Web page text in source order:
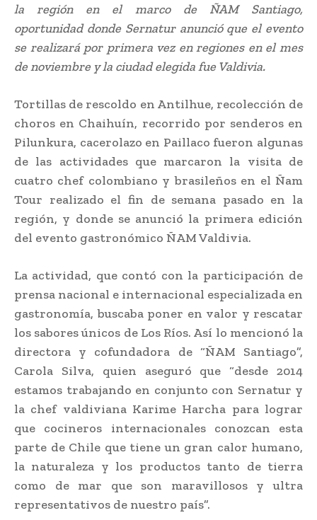
la región en el marco de ÑAM Santiago,
oportunidad donde Sernatur anunció que el evento
se realizará por primera vez en regiones en el mes
de noviembre y la ciudad elegida fue Valdivia.
Tortillas de rescoldo en Antilhue, recolección de
choros en Chaihuín, recorrido por senderos en
Pilunkura, cacerolazo en Paillaco fueron algunas
de las actividades que marcaron la visita de
cuatro chef colombiano y brasileños en el Ñam
Tour realizado el fin de semana pasado en la
región, y donde se anunció la primera edición
del evento gastronómico ÑAM Valdivia.
La actividad, que contó con la participación de
prensa nacional e internacional especializada en
gastronomía, buscaba poner en valor y rescatar
los sabores únicos de Los Ríos. Así lo mencionó la
directora y cofundadora de “ÑAM Santiago”,
Carola Silva, quien aseguró que “desde 2014
estamos trabajando en conjunto con Sernatur y
la chef valdiviana Karime Harcha para lograr
que cocineros internacionales conozcan esta
parte de Chile que tiene un gran calor humano,
la naturaleza y los productos tanto de tierra
como de mar que son maravillosos y ultra
representativos de nuestro país”.